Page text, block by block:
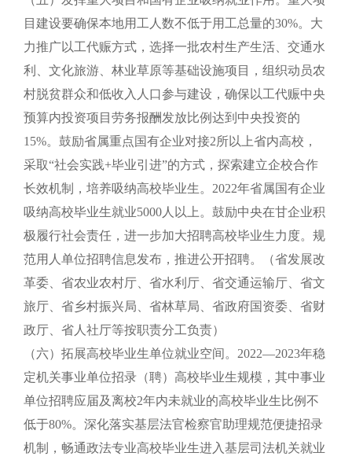
目建设要确保本地用工人数不低于用工总量的30%。大
力推广以工代赈方式，选择一批农村生产生活、交通水
利、文化旅游、林业草原等基础设施项目，组织动员农
村脱贫群众和低收入人口参与建设，确保以工代赈中央
预算内投资项目劳务报酬发放比例达到中央投资的
15%。鼓励省属重点国有企业对接2所以上省内高校，
采取“社会实践+毕业引进”的方式，探索建立企校合作
长效机制，培养吸纳高校毕业生。2022年省属国有企业
吸纳高校毕业生就业5000人以上。鼓励中央在甘企业积
极履行社会责任，进一步加大招聘高校毕业生力度。规
范用人单位招聘信息发布，推进公开招聘。（省发展改
革委、省农业农村厅、省水利厅、省交通运输厅、省文
旅厅、省乡村振兴局、省林草局、省政府国资委、省财
政厅、省人社厅等按职责分工负责）
（六）拓展高校毕业生单位就业空间。2022—2023年稳
定机关事业单位招录（聘）高校毕业生规模，其中事业
单位招聘应届及离校2年内未就业的高校毕业生比例不
低于80%。深化落实基层法官检察官助理规范便捷招录
机制，畅通政法专业高校毕业生进入基层司法机关就业